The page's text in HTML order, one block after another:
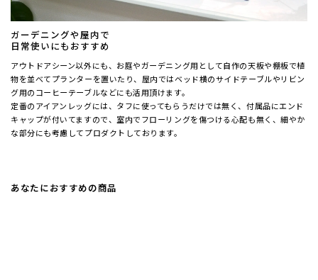
ガーデニングや屋内で
日常使いにもおすすめ
アウトドアシーン以外にも、お庭やガーデニング用として自作の天板や棚板で植
物を並べてプランターを置いたり、屋内ではベッド横のサイドテーブルやリビン
グ用のコーヒーテーブルなどにも活用頂けます。
定番のアイアンレッグには、タフに使ってもらうだけでは無く、付属品にエンド
キャップが付いてますので、室内でフローリングを傷つける心配も無く、細やか
な部分にも考慮してプロダクトしております。
あなたにおすすめの商品